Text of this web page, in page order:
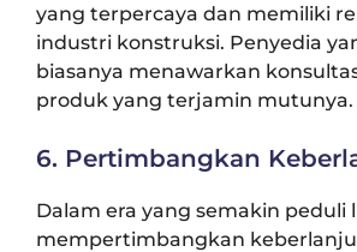
yang terpercaya dan memiliki
industri konstruksi. Penyedia
biasanya menawarkan
produk yang terjamin mutunya.
6. Pertimbangkan
Dalam era yang semakin peduli
mempertimbangkan